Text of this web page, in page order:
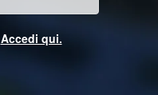
Accedi qui.